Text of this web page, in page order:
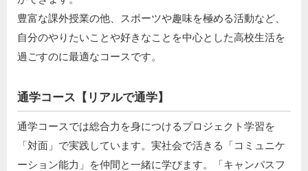
豊富な課外授業の他、スポーツや趣味を極める活動など、
自分のやりたいことや好きなことを中心とした高校生活を
過ごすのに最適なコースです。
通学コース【リアルで通学】
通学コースでは総合力を身につけるプロジェクト学習を
「対面」で実践しています。実社会で活きる「コミュニケ
ーション能力」を仲間と一緒に学びます。「キャンパスフ